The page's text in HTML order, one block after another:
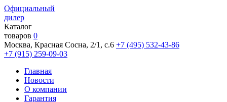
Официальный
дилер
Каталог
товаров 0
Москва, Красная Сосна, 2/1, с.6 +7 (495) 532-43-86
+7 (915) 259-09-03
Главная
Новости
О компании
Гарантия